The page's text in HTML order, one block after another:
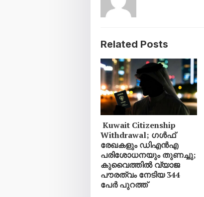
Related Posts
Kuwait Citizenship
Withdrawal; ഗൾഫ്
രേഖകളും ഡിഎൻഎ
പരിശോധനയും തുണച്ചു;
കുവൈത്തിൽ വ്യാജ
പൗരത്വം നേടിയ 344
പേർ പുറത്ത്